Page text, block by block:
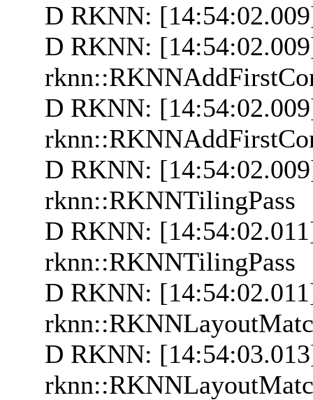
D RKNN:
D RKNN:
D RKNN:
D RKNN:
rknn::RKNNTilingPass
D RKNN:
rknn::RKNNTilingPass
D RKNN:
D RKNN: